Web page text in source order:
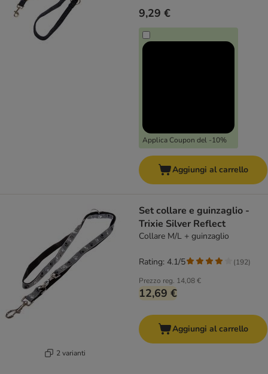
9,29 €
Applica Coupon del -10%
Aggiungi al carrello
2 varianti
Set collare e guinzaglio -
Trixie Silver Reflect
Collare M/L + guinzaglio
Prezzo reg. 14,08 €
12,69 €
Rating: 4.1/5 (192)
Aggiungi al carrello